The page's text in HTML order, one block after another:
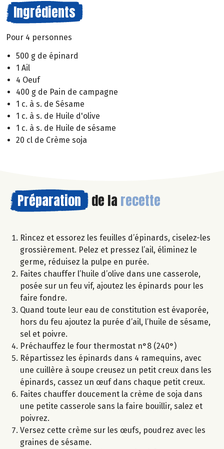
Ingrédients
Pour 4 personnes
500 g de épinard
1 Ail
4 Oeuf
400 g de Pain de campagne
1 c. à s. de Sésame
1 c. à s. de Huile d'olive
1 c. à s. de Huile de sésame
20 cl de Crème soja
Préparation de la recette
Rincez et essorez les feuilles d’épinards, ciselez-les
grossièrement. Pelez et pressez l’ail, éliminez le
germe, réduisez la pulpe en purée.
Faites chauffer l’huile d’olive dans une casserole,
posée sur un feu vif, ajoutez les épinards pour les
faire fondre.
Quand toute leur eau de constitution est évaporée,
hors du feu ajoutez la purée d’ail, l’huile de sésame,
sel et poivre.
Préchauffez le four thermostat n°8 (240°)
Répartissez les épinards dans 4 ramequins, avec
une cuillère à soupe creusez un petit creux dans les
épinards, cassez un œuf dans chaque petit creux.
Faites chauffer doucement la crème de soja dans
une petite casserole sans la faire bouillir, salez et
poivrez.
Versez cette crème sur les œufs, poudrez avec les
graines de sésame.